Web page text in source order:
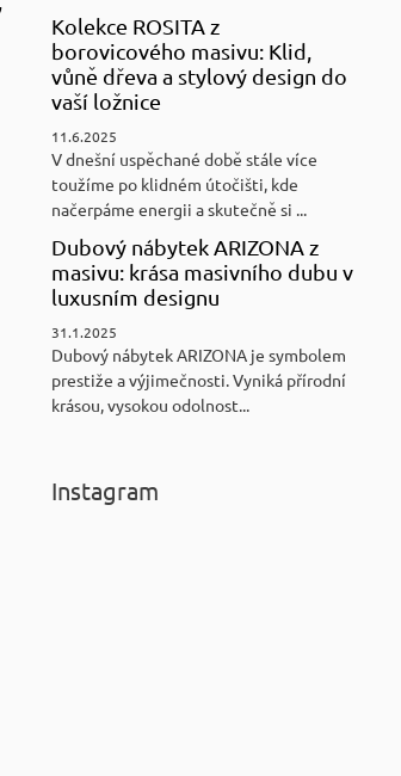
Kolekce ROSITA z
borovicového masivu: Klid,
vůně dřeva a stylový design do
vaší ložnice
11.6.2025
V dnešní uspěchané době stále více
toužíme po klidném útočišti, kde
načerpáme energii a skutečně si ...
Dubový nábytek ARIZONA z
masivu: krása masivního dubu v
luxusním designu
31.1.2025
Dubový nábytek ARIZONA je symbolem
prestiže a výjimečnosti. Vyniká přírodní
krásou, vysokou odolnost...
Instagram